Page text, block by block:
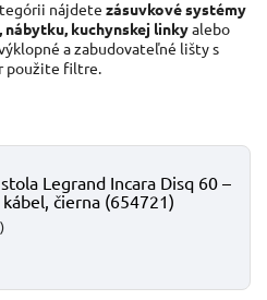
nájdete zásuvkové systémy
nábytku, kuchynskej linkyalebo
a zabudovateľné lišty s
použite filtre.
Legrand Incara Disq 60 –
čierna (654721)